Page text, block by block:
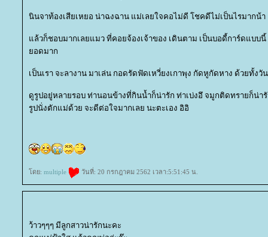
นินจาท้องเสียเหยอ น่าฉงฉาน แม่เลยใจคอไม่ดี โชคดีไม่เป็นไรมากน้า
ล้วก็ชอบมากเลยแมว ที่คอยจ้องเจ้าของ เดินตาม เป็นบอดี้การ์ดแบบ
อดมาก
เป็นเรา จะลางาน มาเล่น กอดรัดฟัดเหวี่ยงเกาพุง กัดหูกัดหาง ด้วยทั้งวัน
ดูรูปอยู่หลายรอบ ท่านอนข้างที่กินน้ำก็น่ารัก ท่าเบ่งอึ จมูกติดทรายก็น่า
รูปนั่งตักแม่ด้วย จะดีต่อใจมากเลย นะตะเอง อิอิ
ดย: multiple วันที่: 20 กรกฎาคม 2562 เวลา:5:51:45 น.
ว้าวๆๆๆ มีลูกสาวน่ารักนะคะ